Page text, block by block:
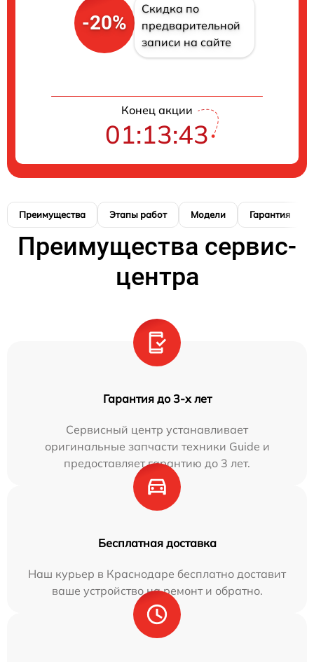
-20%
Скидка по
предварительной
записи на сайте
Конец акции
01:13:42
Преимущества Этапы работ Модели Гарантия
Преимущества сервис-
центра
Гарантия до 3-х лет
Сервисный центр устанавливает
оригинальные запчасти техники Guide и
предоставляет гарантию до 3 лет.
Бесплатная доставка
Наш курьер в Краснодаре бесплатно доставит
ваше устройство на ремонт и обратно.